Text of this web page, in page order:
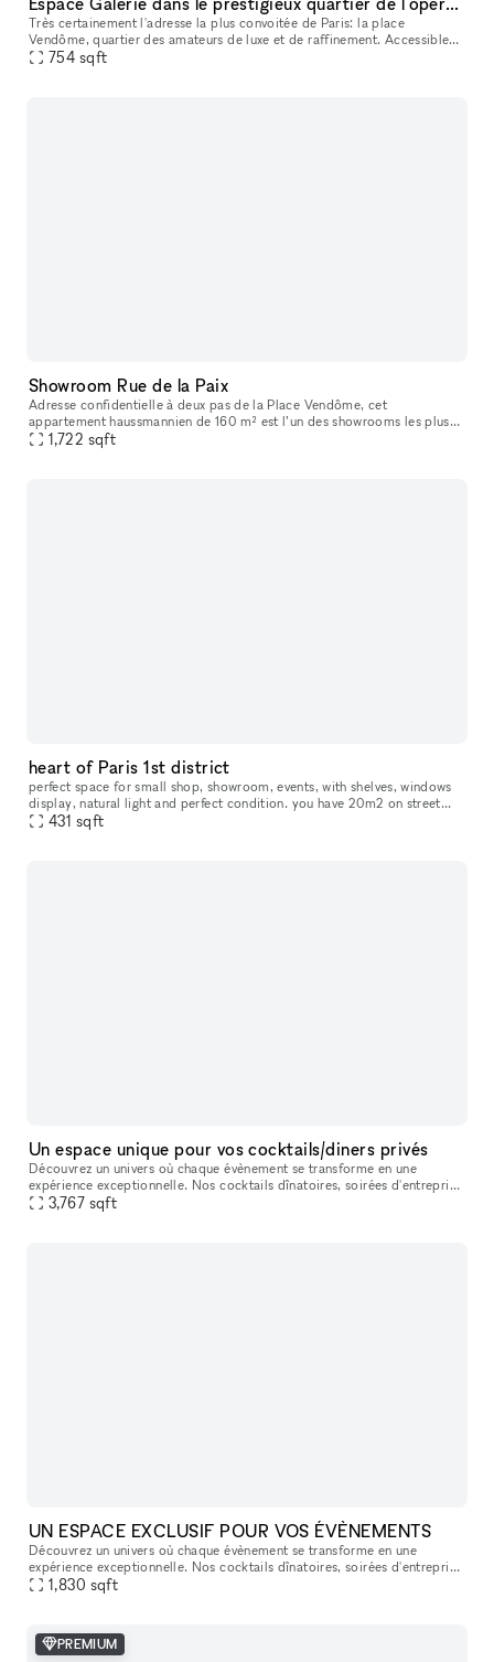
Très certainement l'adresse la plus convoitée de Paris: la place
Vendôme, quartier des amateurs de luxe et de raffinement. Accessible
par une porte cochère vitrée, l'espace se compose d'une pièce pr
754 sqft
Showroom Rue de la Paix
Adresse confidentielle à deux pas de la Place Vendôme, cet
appartement haussmannien de 160 m² est l’un des showrooms les plus
recherchés du centre de Paris. La lumière naturelle, les volumes élégants
1,722 sqft
heart of Paris 1st district
perfect space for small shop, showroom, events, with shelves, windows
display, natural light and perfect condition. you have 20m2 on street
level and 20 m2 basement with vaulted stone walls.
431 sqft
Un espace unique pour vos cocktails/diners privés
Découvrez un univers où chaque évènement se transforme en une
expérience exceptionnelle. Nos cocktails dînatoires, soirées d'entreprise
et dîners assis sont conçus pour éblouir et inspirer. Dans un c
3,767 sqft
UN ESPACE EXCLUSIF POUR VOS ÉVÈNEMENTS
Découvrez un univers où chaque évènement se transforme en une
expérience exceptionnelle. Nos cocktails dînatoires, soirées d'entreprise
et dîners assis sont conçus pour éblouir et inspirer. Dans un c
1,830 sqft
PREMIUM